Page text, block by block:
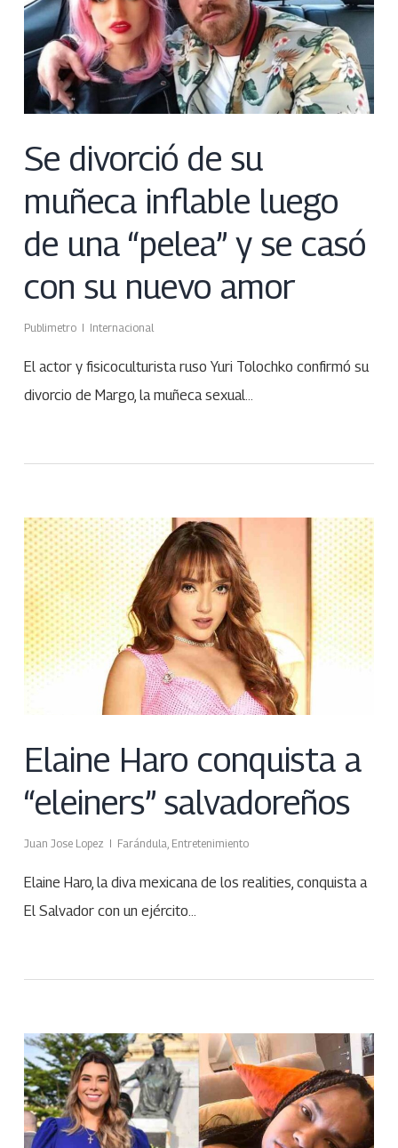
Se divorció de su
muñeca inflable luego
de una “pelea” y se casó
con su nuevo amor
Publimetro Internacional
El actor y fisicoculturista ruso Yuri Tolochko confirmó su
divorcio de Margo, la muñeca sexual…
Elaine Haro conquista a
“eleiners” salvadoreños
Juan Jose Lopez Farándula, Entretenimiento
Elaine Haro, la diva mexicana de los realities, conquista a
El Salvador con un ejército…